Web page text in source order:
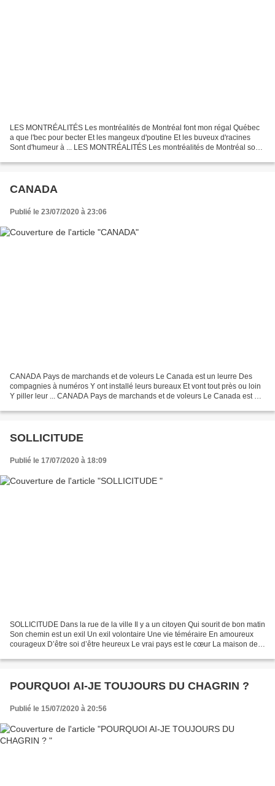
LES MONTRÉALITÉS Les montréalités de Montréal font mon régal Québec
a que l'bec pour becter Et les mangeux d'poutine Et les buveux d'racines
Sont d'humeur à ... LES MONTRÉALITÉS Les montréalités de Montréal sont
CANADA
Publié le 23/07/2020 à 23:06
CANADA Pays de marchands et de voleurs Le Canada est un leurre Des
compagnies à numéros Y ont installé leurs bureaux Et vont tout près ou loin
Y piller leur ... CANADA Pays de marchands et de voleurs Le Canada est un
SOLLICITUDE
Publié le 17/07/2020 à 18:09
SOLLICITUDE Dans la rue de la ville Il y a un citoyen Qui sourit de bon matin
Son chemin est un exil Un exil volontaire Une vie téméraire En amoureux
courageux D’être soi d’être heureux Le vrai pays est le cœur La maison des
POURQUOI AI-JE TOUJOURS DU CHAGRIN ?
Publié le 15/07/2020 à 20:56